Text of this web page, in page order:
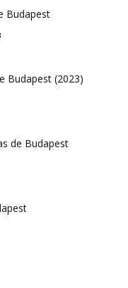
Budapest
Budapest (2023)
de Budapest